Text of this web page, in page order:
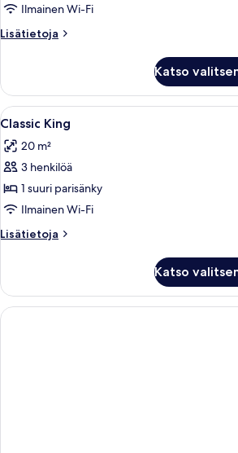
Ilmainen Wi-Fi
Lisätietoja
Lisätietoja
Katso
Avaa
kaikki
huonetyypin
Classic
King
kuvat
2
Classic King
20 m²
3 henkilöä
1 suuri parisänky
Ilmainen Wi-Fi
Lisätietoja
Lisätietoja
Katso